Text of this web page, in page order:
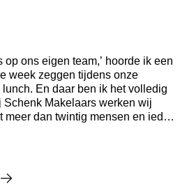
op ons eigen team,’ hoorde ik een
week zeggen tijdens onze
En daar ben ik het volledig
Schenk Makelaars werken wij
meer dan twintig mensen en ieder